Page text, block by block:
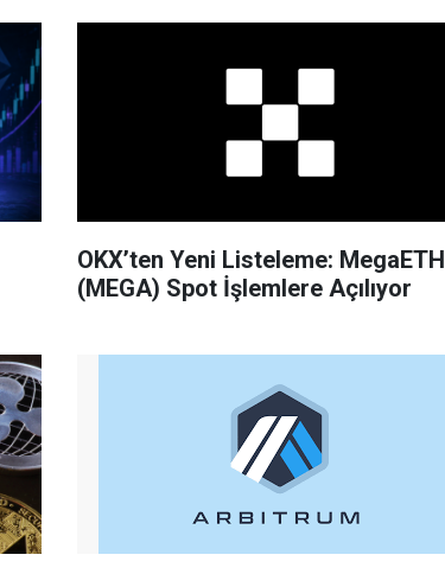
OKX’ten Yeni Listeleme: MegaETH
(MEGA) Spot İşlemlere Açılıyor